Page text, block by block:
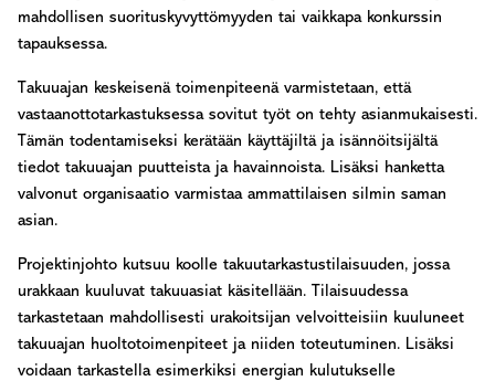
mahdollisen suorituskyvyttömyyden tai vaikkapa konkurssin
tapauksessa.
Takuuajan keskeisenä toimenpiteenä varmistetaan, että
vastaanottotarkastuksessa sovitut työt on tehty asianmukaisesti.
Tämän todentamiseksi kerätään käyttäjiltä ja isännöitsijältä
tiedot takuuajan puutteista ja havainnoista. Lisäksi hanketta
valvonut organisaatio varmistaa ammattilaisen silmin saman
asian.
Projektinjohto kutsuu koolle takuutarkastustilaisuuden, jossa
urakkaan kuuluvat takuuasiat käsitellään. Tilaisuudessa
tarkastetaan mahdollisesti urakoitsijan velvoitteisiin kuuluneet
takuuajan huoltotoimenpiteet ja niiden toteutuminen. Lisäksi
voidaan tarkastella esimerkiksi energian kulutukselle